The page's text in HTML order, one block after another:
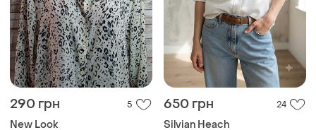
290 грн 5
New Look
Стильная леопардовая
рубашка блуза new look
размер xl-2xl
XL и еще 1
650 грн 24
Silvian Heach
Стильна біла лляна сорочка
silvian heach італія
M и еще 1